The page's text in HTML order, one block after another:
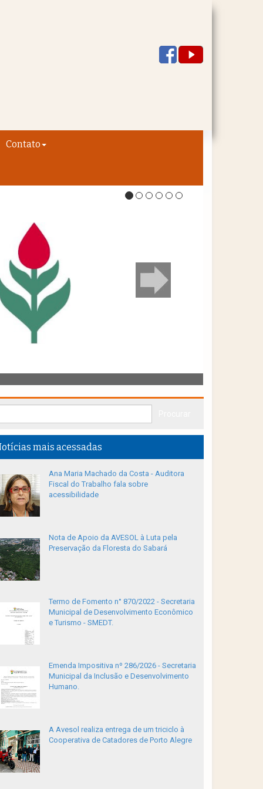
Contato
mais acessadas
Ana Maria Machado da Costa - Auditora
Fiscal do Trabalho fala sobre
acessibilidade
Nota de Apoio da AVESOL à Luta pela
Preservação da Floresta do Sabará
Termo de Fomento n° 870/2022 - Secretaria
Municipal de Desenvolvimento Econômico
e Turismo - SMEDT.
Emenda Impositiva nº 286/2026 - Secretaria
Municipal da Inclusão e Desenvolvimento
Humano.
A Avesol realiza entrega de um triciclo à
Cooperativa de Catadores de Porto Alegre